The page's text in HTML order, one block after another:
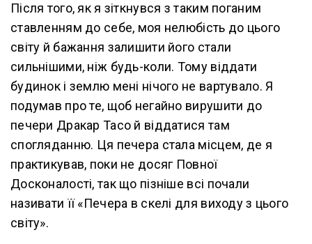
Після того, як я зіткнувся з таким поганим
ставленням до себе, моя нелюбість до цього
світу й бажання залишити його стали
сильнішими, ніж будь-коли. Тому віддати
будинок і землю мені нічого не вартувало. Я
подумав про те, щоб негайно вирушити до
печери Дракар Тасо й віддатися там
спогляданню. Ця печера стала місцем, де я
практикував, поки не досяг Повної
Досконалості, так що пізніше всі почали
називати її «Печера в скелі для виходу з цього
світу».